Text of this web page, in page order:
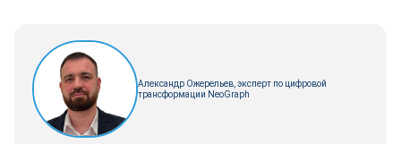
Александр Ожерельев, эксперт по цифровой
трансформации NeoGraph